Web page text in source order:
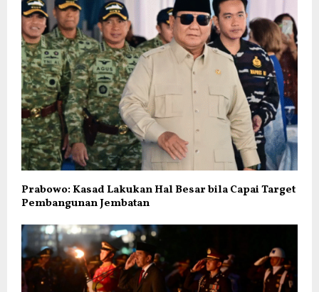
Prabowo: Kasad Lakukan Hal Besar bila Capai Target
Pembangunan Jembatan